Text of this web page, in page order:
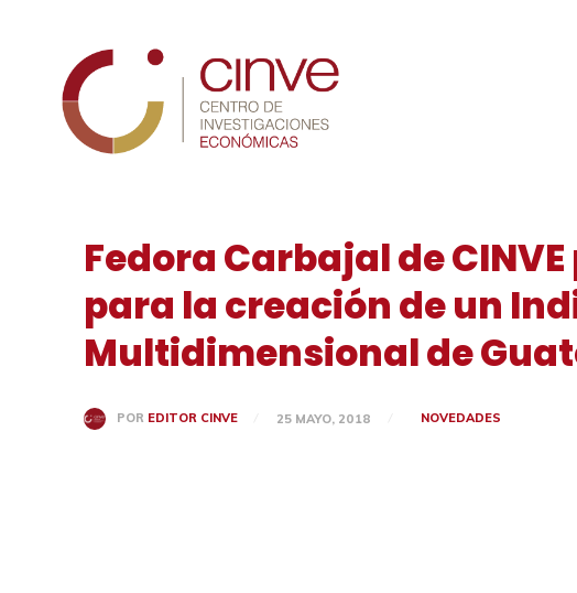
Fedora Carbajal de
para la creación de un
Multidimensional de
POR EDITOR CINVE 25 MAYO, 2018 NOVEDADES